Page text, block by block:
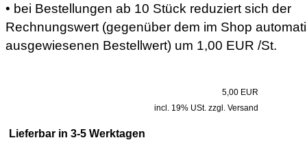
• bei Bestellungen ab 10 Stück reduziert sich der
Rechnungswert (gegenüber dem im Shop
ausgewiesenen Bestellwert) um 1,00 EUR /St.
5,00 EUR
incl. 19% USt. zzgl. Versand
Lieferbar in 3-5 Werktagen